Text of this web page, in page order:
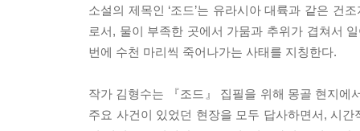
소설의 제목인 ‘조드’는 유라시아 대륙과 같은 건
로서, 물이 부족한 곳에서 가뭄과 추위가 겹쳐서
번에 수천 마리씩 죽어나가는 사태를 지칭한다.
작가 김형수는 『조드』 집필을 위해 몽골 현지에
주요 사건이 있었던 현장을 모두 답사하면서, 시